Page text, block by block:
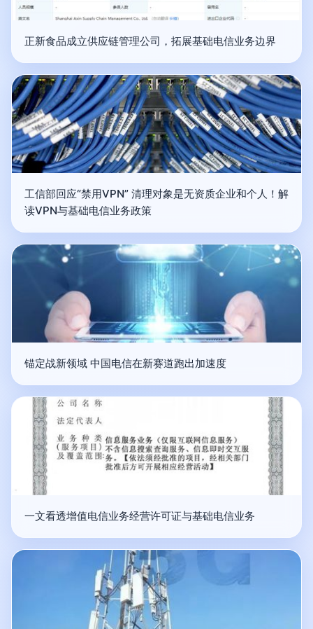
正新食品成立供应链管理公司，拓展基础电信业务边界
工信部回应“禁用VPN” 清理对象是无资质企业和个人！解
读VPN与基础电信业务政策
锚定战新领域 中国电信在新赛道跑出加速度
一文看透增值电信业务经营许可证与基础电信业务